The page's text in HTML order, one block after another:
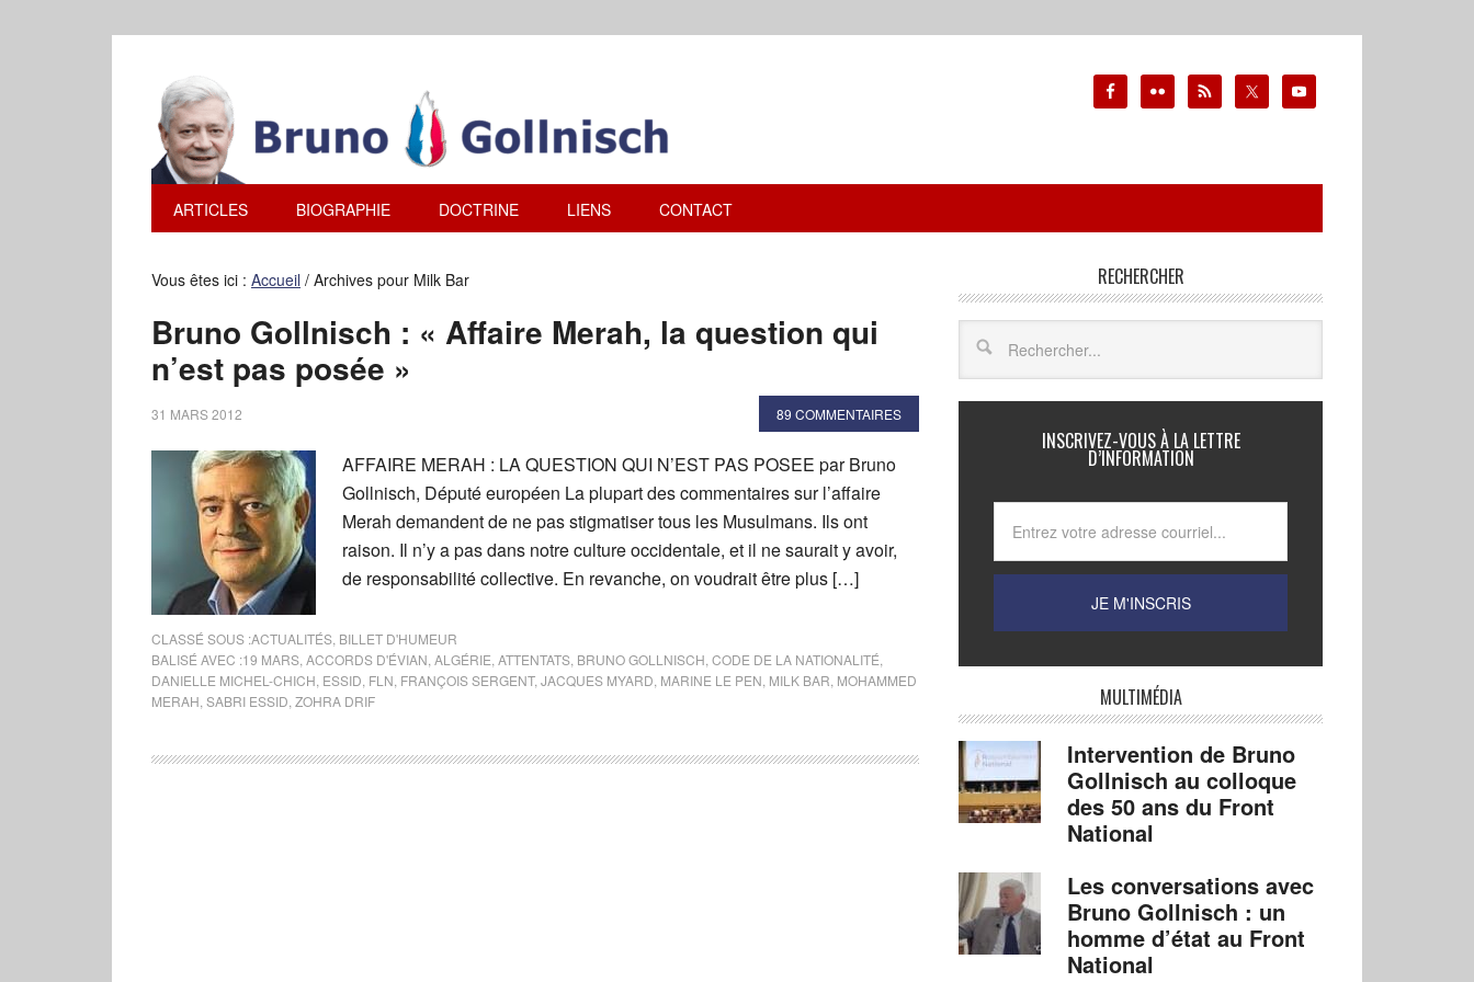
ARTICLES BIOGRAPHIE DOCTRINE LIENS CONTACT
Vous êtes ici : Accueil / Archives pour Milk Bar
Bruno Gollnisch : « Affaire Merah, la question qui
n’est pas posée »
31 MARS 2012 89 COMMENTAIRES
AFFAIRE MERAH : LA QUESTION QUI N’EST PAS POSEE par Bruno
Gollnisch, Député européen La plupart des commentaires sur l’affaire
Merah demandent de ne pas stigmatiser tous les Musulmans. Ils ont
raison. Il n’y a pas dans notre culture occidentale, et il ne saurait y avoir,
de responsabilité collective. En revanche, on voudrait être plus […]
CLASSÉ SOUS :ACTUALITÉS BILLET D'HUMEUR
BALISÉ AVEC :19 MARS ACCORDS D'ÉVIAN ALGÉRIE ATTENTATS BRUNO GOLLNISCH CODE DE LA NATIONALITÉ
DANIELLE MICHEL-CHICH ESSID FLN FRANÇOIS SERGENT, JACQUES MYARD MARINE LE PEN MILK BAR MOHAMMED
MERAH SABRI ESSID ZOHRA DRIF
RECHERCHER
INSCRIVEZ-VOUS À LA LETTRE
D’INFORMATION
MULTIMÉDIA
Intervention de Bruno
Gollnisch au colloque
des 50 ans du Front
National
Les conversations avec
Bruno Gollnisch : un
homme d’état au Front
National